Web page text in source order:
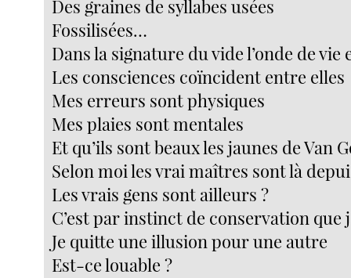
Des graines de syllabes usées
Fossilisées…
Dans la signature du vide l’onde de vie
Les consciences coïncident entre elles
Mes erreurs sont physiques
Mes plaies sont mentales
Et qu’ils sont beaux les jaunes de Van
Selon moi les vrai maîtres sont là
Les vrais gens sont ailleurs ?
C’est par instinct de conservation que
Je quitte une illusion pour une autre
Est-ce louable ?